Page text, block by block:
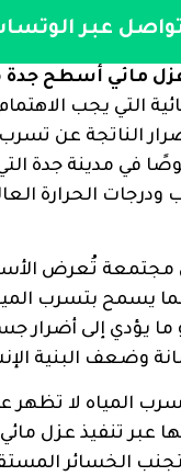
عبر
مائي أسطح جدة
التي يجب
الناتجة عن تسرب
في مدينة جدة
الحرارة
مجتمعة تُعرض
يسمح بتسرب
ما يؤدي إلى أضرار
وضعف البنية
المياه لا تظهر
عبر تنفيذ عزل
الخسائر